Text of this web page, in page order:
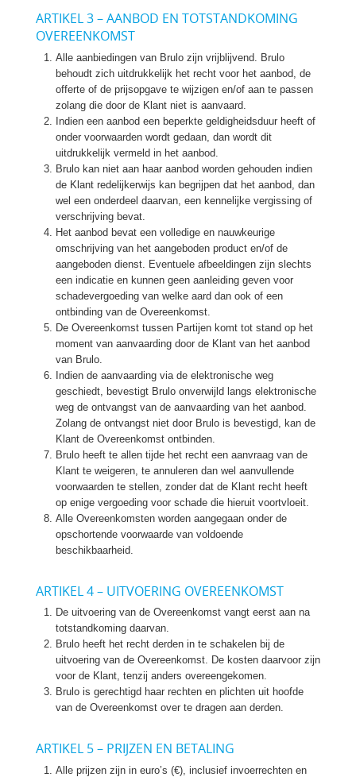
ARTIKEL 3 – AANBOD EN TOTSTANDKOMING
OVEREENKOMST
Alle aanbiedingen van Brulo zijn vrijblijvend. Brulo
behoudt zich uitdrukkelijk het recht voor het aanbod, de
offerte of de prijsopgave te wijzigen en/of aan te passen
zolang die door de Klant niet is aanvaard.
Indien een aanbod een beperkte geldigheidsduur heeft of
onder voorwaarden wordt gedaan, dan wordt dit
uitdrukkelijk vermeld in het aanbod.
Brulo kan niet aan haar aanbod worden gehouden indien
de Klant redelijkerwijs kan begrijpen dat het aanbod, dan
wel een onderdeel daarvan, een kennelijke vergissing of
verschrijving bevat.
Het aanbod bevat een volledige en nauwkeurige
omschrijving van het aangeboden product en/of de
aangeboden dienst. Eventuele afbeeldingen zijn slechts
een indicatie en kunnen geen aanleiding geven voor
schadevergoeding van welke aard dan ook of een
ontbinding van de Overeenkomst.
De Overeenkomst tussen Partijen komt tot stand op het
moment van aanvaarding door de Klant van het aanbod
van Brulo.
Indien de aanvaarding via de elektronische weg
geschiedt, bevestigt Brulo onverwijld langs elektronische
weg de ontvangst van de aanvaarding van het aanbod.
Zolang de ontvangst niet door Brulo is bevestigd, kan de
Klant de Overeenkomst ontbinden.
Brulo heeft te allen tijde het recht een aanvraag van de
Klant te weigeren, te annuleren dan wel aanvullende
voorwaarden te stellen, zonder dat de Klant recht heeft
op enige vergoeding voor schade die hieruit voortvloeit.
Alle Overeenkomsten worden aangegaan onder de
opschortende voorwaarde van voldoende
beschikbaarheid.
ARTIKEL 4 – UITVOERING OVEREENKOMST
De uitvoering van de Overeenkomst vangt eerst aan na
totstandkoming daarvan.
Brulo heeft het recht derden in te schakelen bij de
uitvoering van de Overeenkomst. De kosten daarvoor zijn
voor de Klant, tenzij anders overeengekomen.
Brulo is gerechtigd haar rechten en plichten uit hoofde
van de Overeenkomst over te dragen aan derden.
ARTIKEL 5 – PRIJZEN EN BETALING
Alle prijzen zijn in euro’s (€), inclusief invoerrechten en